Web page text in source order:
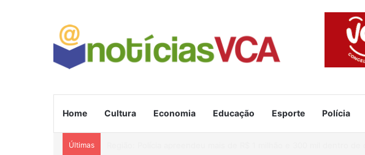
Home Cultura Economia Educação Esporte Polícia
Últimas